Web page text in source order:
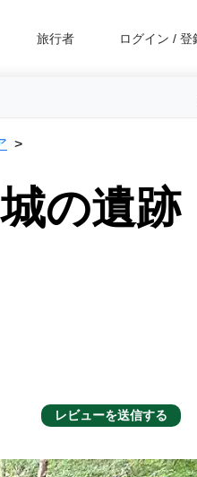
旅行者 ログイン / 登
の遺跡
レビューを送信する